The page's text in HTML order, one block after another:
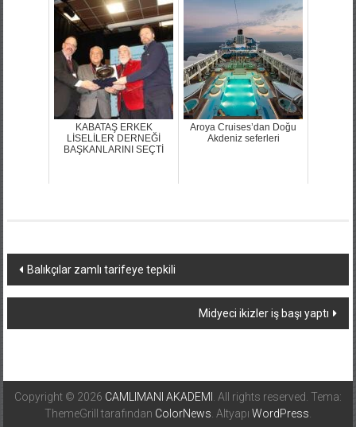
KABATAŞ ERKEK
LİSELİLER DERNEĞİ
BAŞKANLARINI SEÇTİ
Aroya Cruises’dan Doğu
Akdeniz seferleri
Yazı
dolaşımı
Balıkçılar zamlı tarifeye tepkili
Midyeci ikizler iş başı yaptı
Copyright © 2026 CAMLIMANI AKADEMI
. All rights reserved. Tema:
ThemeGrill tarafından ColorNews . Altyapı WordPress